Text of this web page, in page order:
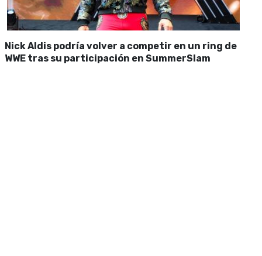
Nick Aldis podría volver a competir en un ring de
WWE tras su participación en SummerSlam